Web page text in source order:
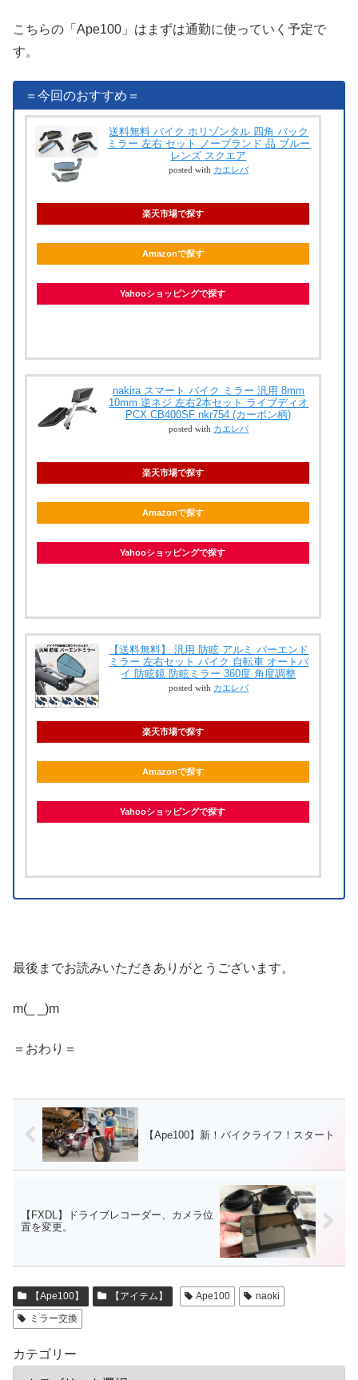
こちらの「Ape100」はまずは通勤に使っていく予定で
す。
＝今回のおすすめ＝
送料無料 バイク ホリゾンタル 四角 バック
ミラー 左右 セット ノーブランド 品 ブルー
レンズ スクエア
posted with カエレバ
楽天市場で探す
Amazonで探す
Yahooショッピングで探す
nakira スマート バイク ミラー 汎用 8mm
10mm 逆ネジ 左右2本セット ライブディオ
PCX CB400SF nkr754 (カーボン柄)
posted with カエレバ
楽天市場で探す
Amazonで探す
Yahooショッピングで探す
【送料無料】 汎用 防眩 アルミ バーエンド
ミラー 左右セット バイク 自転車 オートバ
イ 防眩鏡 防眩ミラー 360度 角度調整
posted with カエレバ
楽天市場で探す
Amazonで探す
Yahooショッピングで探す
最後までお読みいただきありがとうございます。
m(_ _)m
＝おわり＝
【Ape100】新！バイクライフ！スタート
【FXDL】ドライブレコーダー、カメラ位
置を変更。
【Ape100】 【アイテム】 Ape100
naoki
ミラー交換
カテゴリー